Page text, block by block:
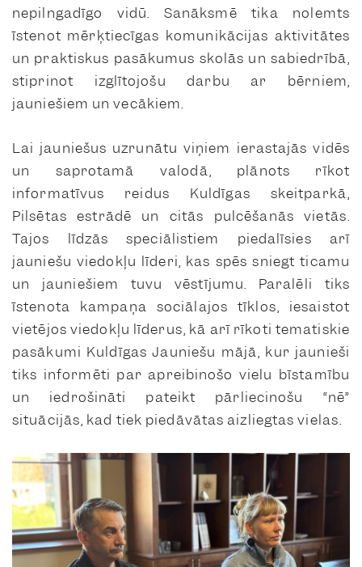
nepilngadīgo vidū. Sanāksmē tika nolemts
īstenot mērķtiecīgas komunikācijas aktivitātes
un praktiskus pasākumus skolās un sabiedrībā,
stiprinot izglītojošu darbu ar bērniem,
jauniešiem un vecākiem.
Lai jauniešus uzrunātu viņiem ierastajās vidēs
un saprotamā valodā, plānots rīkot
informatīvus reidus Kuldīgas skeitparkā,
Pilsētas estrādē un citās pulcēšanās vietās.
Tajos līdzās speciālistiem piedalīsies arī
jauniešu viedokļu līderi, kas spēs sniegt ticamu
un jauniešiem tuvu vēstījumu. Paralēli tiks
īstenota kampaņa sociālajos tīklos, iesaistot
vietējos viedokļu līderus, kā arī rīkoti tematiskie
pasākumi Kuldīgas Jauniešu mājā, kur jaunieši
tiks informēti par apreibinošo vielu bīstamību
un iedrošināti pateikt pārliecinošu “nē”
situācijās, kad tiek piedāvātas aizliegtas vielas.